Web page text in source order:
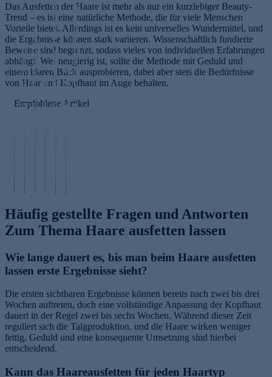
Das Ausfetten der Haare ist mehr als nur ein kurzlebiger Beauty-
Trend – es ist eine natürliche Methode, die für viele Menschen
Vorteile bietet. Allerdings ist es kein universelles Wundermittel, und
die Ergebnisse können stark variieren. Wissenschaftlich fundierte
Beweise sind begrenzt, sodass vieles von individuellen Erfahrungen
abhängt. Wer neugierig ist, sollte die Methode mit Geduld und
einem klaren Blick ausprobieren, dabei aber stets die Bedürfnisse
von Haar und Kopfhaut im Auge behalten.
Empfohlene Artikel
B
e
r
n
ei
A
p
ri
k
o
e
B
a
o
n
g
e
v
it
y
E
n
W
ec
el
h
ö
n
e
H
a
u
t
o
Häufig gestellte Fragen und Antworten
Zum Thema Haare ausfetten lassen
Wie lange dauert es, bis man beim Haare ausfetten
lassen erste Ergebnisse sieht?
Die ersten sichtbaren Ergebnisse können bereits nach zwei bis drei
Wochen auftreten, doch eine vollständige Anpassung der Kopfhaut
dauert in der Regel zwei bis sechs Wochen. Während dieser Zeit
reguliert sich die Talgproduktion, und die Haare wirken weniger
fettig. Geduld und eine konsequente Umsetzung sind hierbei
entscheidend.
Kann das Haareausfetten für jeden Haartyp